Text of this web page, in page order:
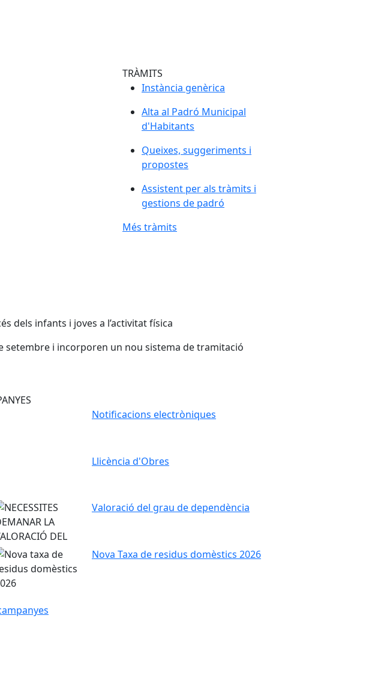
TRÀMITS
Instància genèrica
Alta al Padró Municipal
d'Habitants
Queixes, suggeriments i
propostes
Assistent per als tràmits i
gestions de padró
Més tràmits
dels infants i joves a l’activitat física
setembre i incorporen un nou sistema de tramitació
Notificacions electròniques
Llicència d'Obres
Valoració del grau de dependència
Nova Taxa de residus domèstics 2026